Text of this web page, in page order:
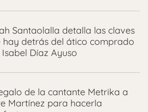
Santaolalla detalla las claves
hay detrás del ático comprado
Díaz Ayuso
de la cantante Metrika a
Martínez para hacerla